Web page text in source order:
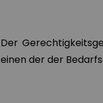
Der
einen der der